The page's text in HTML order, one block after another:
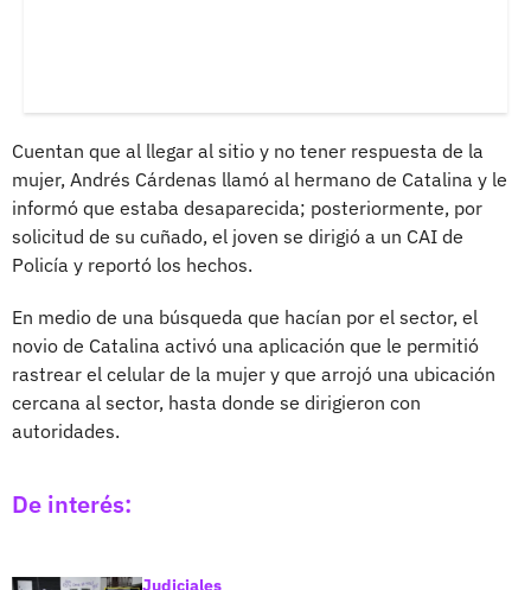
Cuentan que al llegar al sitio y no tener respuesta de la
mujer, Andrés Cárdenas llamó al hermano de Catalina y le
informó que estaba desaparecida; posteriormente, por
solicitud de su cuñado, el joven se dirigió a un CAI de
Policía y reportó los hechos.
En medio de una búsqueda que hacían por el sector, el
novio de Catalina activó una aplicación que le permitió
rastrear el celular de la mujer y que arrojó una ubicación
cercana al sector, hasta donde se dirigieron con
autoridades.
De interés:
Judiciales